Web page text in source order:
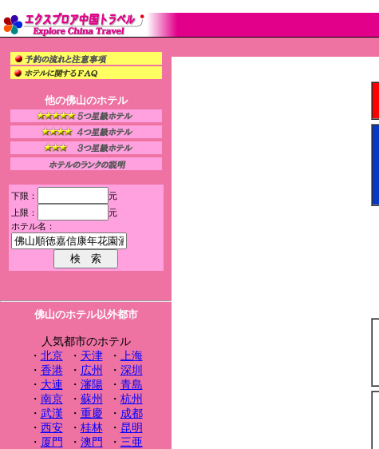
他の佛山のホテル
下限：
元
上限：
元
ホテル名：
佛山のホテル以外都市
人気都市のホテル
・ 北京・ 天津・ 上海
・ 香港・ 広州 ・ 深圳
・ 大連 ・ 瀋陽・ 青島
・ 南京・ 蘇州 ・ 杭州
・ 武漢 ・ 重慶 ・ 成都
・ 西安・ 桂林・ 昆明
・ 厦門 ・ 澳門 ・ 三亜